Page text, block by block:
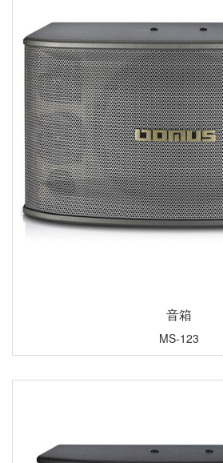
音箱
MS-123